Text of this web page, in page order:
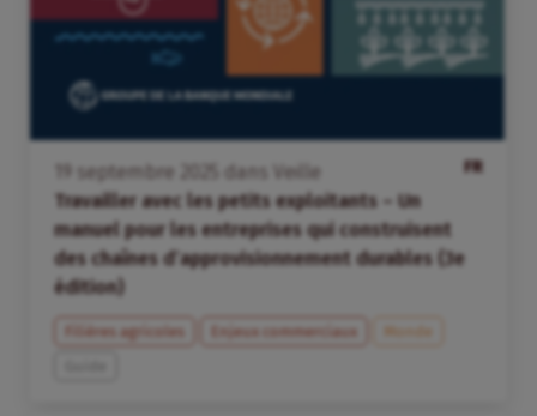
FR
septembre dans
Veille
Travailler avec les petits exploitants – Un
manuel pour les entreprises qui construisent
des chaînes d’approvisionnement durables (3e
édition)
Filières agricoles Enjeux commerciaux
Monde